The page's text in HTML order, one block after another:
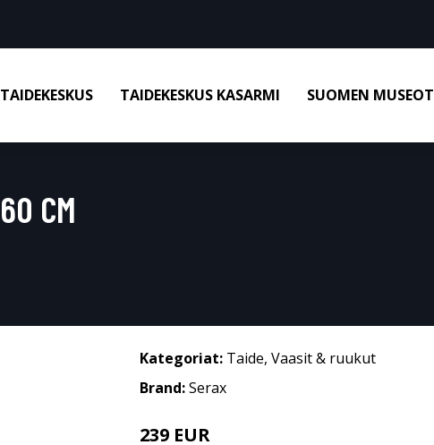
TAIDEKESKUS TAIDEKESKUS KASARMI SUOMEN MUSEOT
CM
Kategoriat: Taide, Vaasit & ruukut
Brand:Serax
239 EUR